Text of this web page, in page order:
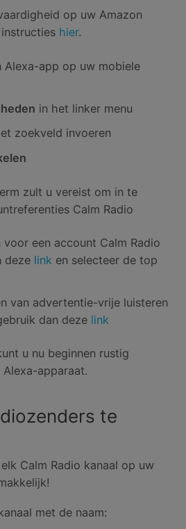
op uw Amazon
hier.
Alexa-app op uw mobiele
in het linker menu
zoekveld invoeren
zult u vereist om in te
Calm Radio
een account Calm Radio
deze link en selecteer de top
van advertentie-vrije luisteren
dan deze link
u nu beginnen rustig
apparaat.
te
Calm Radio kanaal op uw
met de naam: